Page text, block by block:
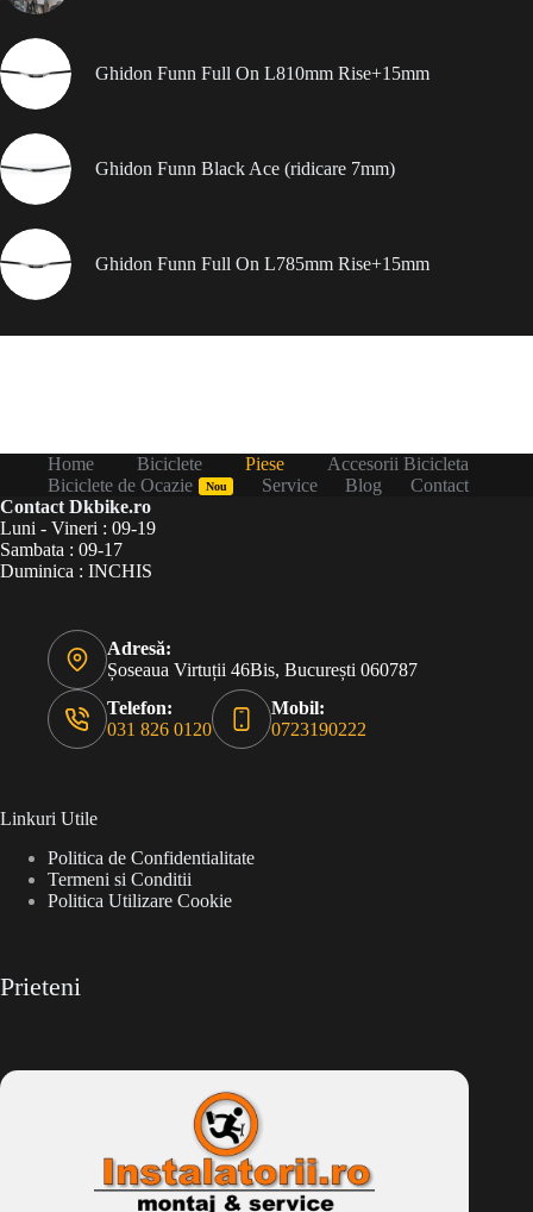
Ghidon Funn Full On L810mm Rise+15mm
Ghidon Funn Black Ace (ridicare 7mm)
Ghidon Funn Full On L785mm Rise+15mm
Home Biciclete Piese
Accesorii Bicicleta
Biciclete de Ocazie
Nou Service Blog
Contact
Contact Dkbike.ro
Luni - Vineri : 09-19
Sambata : 09-17
Duminica : INCHIS
Adresă:
Șoseaua Virtuții 46Bis, București 060787
Telefon:
031 826 0120
Mobil:
0723190222
Linkuri Utile
Politica de Confidentialitate
Termeni si Conditii
Politica Utilizare Cookie
Prieteni